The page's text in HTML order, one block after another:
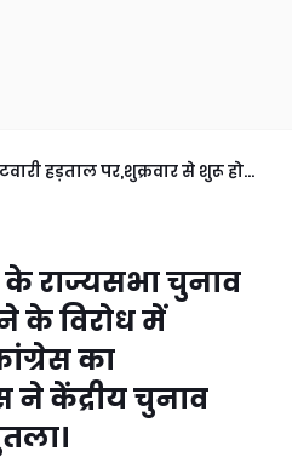
हड़ताल पर,शुक्रवार से शुरू होगा
के राज्यसभा चुनाव
के विरोध में
का
ने केंद्रीय चुनाव